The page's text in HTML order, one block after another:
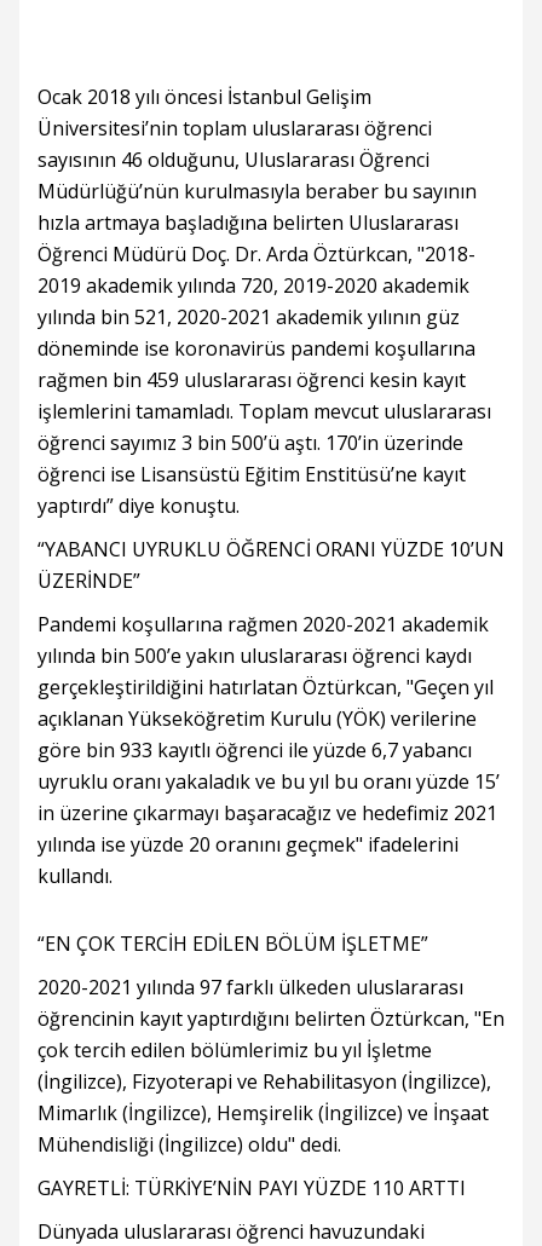
Ocak 2018 yılı öncesi İstanbul Gelişim
Üniversitesi’nin toplam uluslararası öğrenci
sayısının 46 olduğunu, Uluslararası Öğrenci
Müdürlüğü’nün kurulmasıyla beraber bu sayının
hızla artmaya başladığına belirten Uluslararası
Öğrenci Müdürü Doç. Dr. Arda Öztürkcan, "2018-
2019 akademik yılında 720, 2019-2020 akademik
yılında bin 521, 2020-2021 akademik yılının güz
döneminde ise koronavirüs pandemi koşullarına
rağmen bin 459 uluslararası öğrenci kesin kayıt
işlemlerini tamamladı. Toplam mevcut uluslararası
öğrenci sayımız 3 bin 500’ü aştı. 170’in üzerinde
öğrenci ise Lisansüstü Eğitim Enstitüsü’ne kayıt
yaptırdı” diye konuştu.
“YABANCI UYRUKLU ÖĞRENCİ ORANI YÜZDE 10’UN
ÜZERİNDE”
Pandemi koşullarına rağmen 2020-2021 akademik
yılında bin 500’e yakın uluslararası öğrenci kaydı
gerçekleştirildiğini hatırlatan Öztürkcan, "Geçen yıl
açıklanan Yükseköğretim Kurulu (YÖK) verilerine
göre bin 933 kayıtlı öğrenci ile yüzde 6,7 yabancı
uyruklu oranı yakaladık ve bu yıl bu oranı yüzde 15’
in üzerine çıkarmayı başaracağız ve hedefimiz 2021
yılında ise yüzde 20 oranını geçmek" ifadelerini
kullandı.
“EN ÇOK TERCİH EDİLEN BÖLÜM İŞLETME”
2020-2021 yılında 97 farklı ülkeden uluslararası
öğrencinin kayıt yaptırdığını belirten Öztürkcan, "En
çok tercih edilen bölümlerimiz bu yıl İşletme
(İngilizce), Fizyoterapi ve Rehabilitasyon (İngilizce),
Mimarlık (İngilizce), Hemşirelik (İngilizce) ve İnşaat
Mühendisliği (İngilizce) oldu" dedi.
GAYRETLİ: TÜRKİYE’NİN PAYI YÜZDE 110 ARTTI
Dünyada uluslararası öğrenci havuzundaki